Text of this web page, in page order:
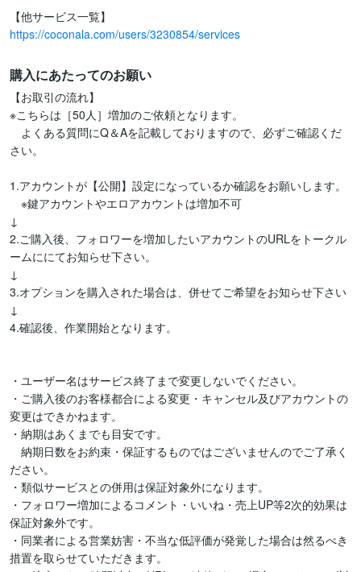
https://coconala.com/users/3230854/services
購入にあたってのお願い
【お取引の流れ】
※こちらは［50人］増加のご依頼となります。
よくある質問にQ＆Aを記載しておりますので、必ずご確認くだ
さい。
1.アカウントが【公開】設定になっているか確認をお願いします。
※鍵アカウントやエロアカウントは増加不可
↓
2.ご購入後、フォロワーを増加したいアカウントのURLをトークル
ームににてお知らせ下さい。
↓
3.オプションを購入された場合は、併せてご希望をお知らせ下さい
↓
4.確認後、作業開始となります。
・ユーザー名はサービス終了まで変更しないでください。
・ご購入後のお客様都合による変更・キャンセル及びアカウントの
変更はできかねます。
・納期はあくまでも目安です。
納期日数をお約束・保証するものではございませんのでご了承く
ださい。
・類似サービスとの併用は保証対象外になります。
・フォロワー増加によるコメント・いいね・売上UP等2次的効果は
保証対象外です。
・同業者による営業妨害・不当な低評価が発覚した場合は然るべき
措置を取らせていただきます。